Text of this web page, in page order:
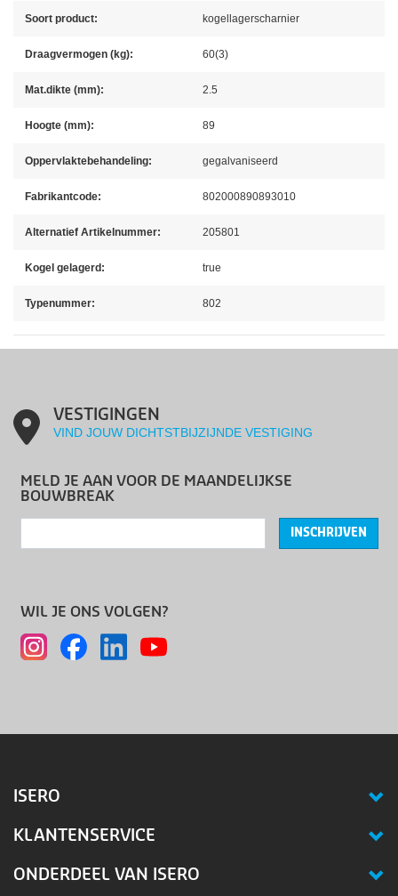
Soort product: kogellagerscharnier
Draagvermogen (kg): 60(3)
Mat.dikte (mm): 2.5
Hoogte (mm): 89
Oppervlaktebehandeling: gegalvaniseerd
Fabrikantcode: 802000890893010
Alternatief Artikelnummer: 205801
Kogel gelagerd: true
Typenummer: 802
VESTIGINGEN
VIND JOUW DICHTSTBIJZIJNDE VESTIGING
MELD JE AAN VOOR DE MAANDELIJKSE
BOUWBREAK
INSCHRIJVEN
WIL JE ONS VOLGEN?
ISERO
KLANTENSERVICE
ONDERDEEL VAN ISERO